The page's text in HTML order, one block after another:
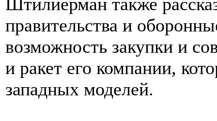
правительства и
возможность закупки и
и ракет его компании,
западных моделей.